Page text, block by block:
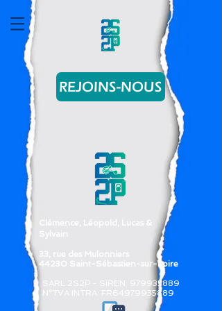
REJOINS-NOUS
Clémence, Léopold, Lucas &
Sylvain
33, rue des Mulonniers
44230 Saint-Sébastien-sur-Loire
SARL 2S2P - SIREN: 979935889
N°TVA INTRA: FR64979935889